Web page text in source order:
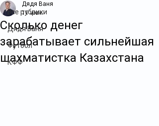
Все рубрики
Дядя Ваня
Футбол
КФФ
Сколько денег
зарабатывает сильнейшая
шахматистка Казахстана
Дядя Ваня
11 июн.